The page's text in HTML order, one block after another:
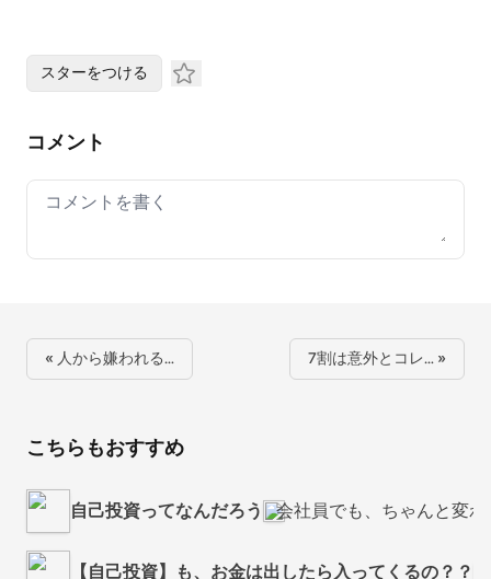
スターをつける
コメント
Your comment
« 人から嫌われる… 7割は意外とコレ… »
こちらもおすすめ
自己投資ってなんだろう 会社員でも、ちゃんと変わ
【自己投資】も、お金は出したら入ってくるの？？